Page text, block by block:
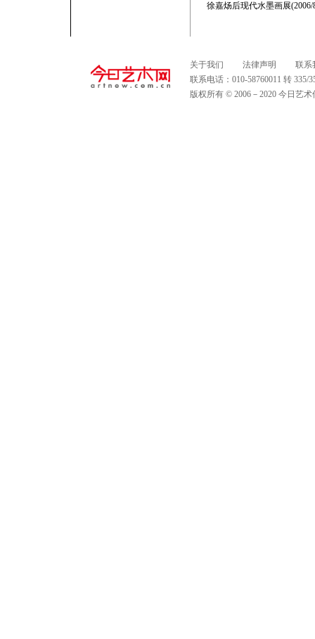
徐嘉炀后现代水墨画展(2006/
关于我们 法律声明
联系
联系电话：010-58760011 转
版权所有 © 2006－2020 今日艺